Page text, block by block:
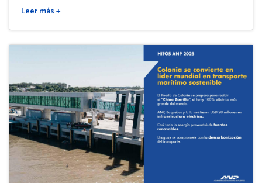
Leer más +